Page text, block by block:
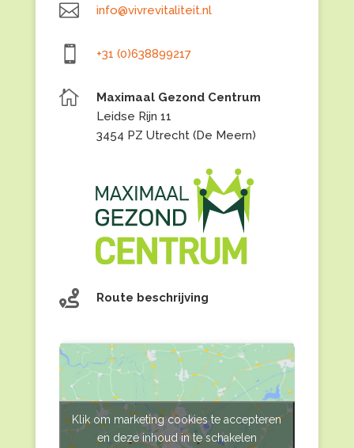
 info@vivrevitaliteit.nl
+31 (0)638899217

Maximaal Gezond Centrum
Leidse Rijn 11
3454 PZ Utrecht (De Meern)
 Route beschrijving
Klik om marketing cookies te accepteren
en deze inhoud in te schakelen